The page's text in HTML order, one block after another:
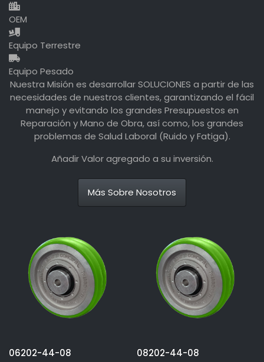
OEM
Equipo Terrestre
Equipo Pesado
Nuestra Misión es desarrollar SOLUCIONES a partir de las
necesidades de nuestros clientes, garantizando el fácil
manejo y evitando los grandes Presupuestos en
Reparación y Mano de Obra, así como, los grandes
problemas de Salud Laboral (Ruido y Fatiga).
Añadir Valor agregado a su inversión.
Más Sobre Nosotros
06202-44-08
08202-44-08